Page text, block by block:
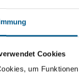
Cookies
um
beachten.
eingeben.
werden.